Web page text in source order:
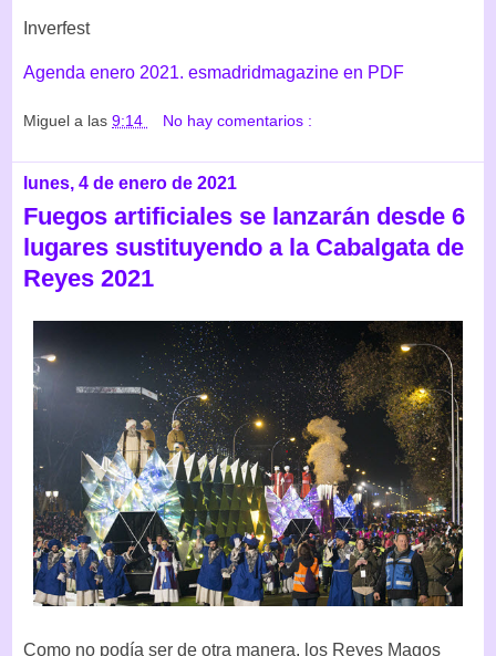
Inverfest
Agenda enero 2021. esmadridmagazine en PDF
Miguel a las 9:14 No hay comentarios :
lunes, 4 de enero de 2021
Fuegos artificiales se lanzarán desde 6
lugares sustituyendo a la Cabalgata de
Reyes 2021
Como no podía ser de otra manera, los Reyes Magos